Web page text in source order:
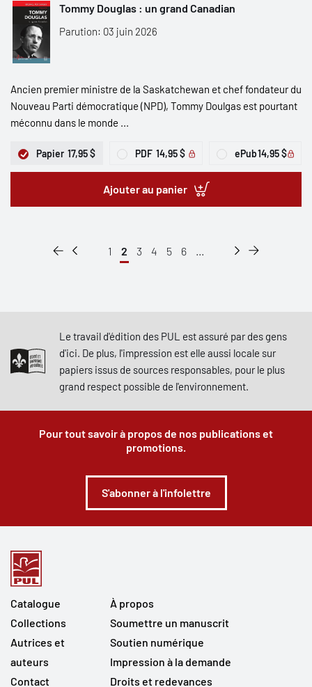
Tommy Douglas : un grand Canadian
Parution: 03 juin 2026
Ancien premier ministre de la Saskatchewan et chef fondateur du
Nouveau Parti démocratique (NPD), Tommy Doulgas est pourtant
méconnu dans le monde ...
Papier 17,95 $ PDF 14,95 $ ePub14,95 $
Ajouter au panier
1 2 3 4 5 6 ...
Le travail d'édition des PUL est assuré par des gens
d'ici. De plus, l'impression est elle aussi locale sur
papiers issus de sources responsables, pour le plus
grand respect possible de l'environnement.
Pour tout savoir à propos de nos publications et
promotions.
S'abonner à l'infolettre
Catalogue
Collections
Autrices et
auteurs
Contact
À propos
Soumettre un manuscrit
Soutien numérique
Impression à la demande
Droits et redevances